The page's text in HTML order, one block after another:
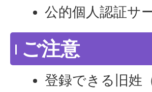
公的個人認証サ
ご注意
登録できる旧姓